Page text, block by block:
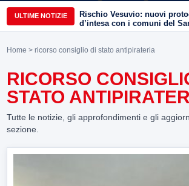
ULTIME NOTIZIE
Rischio Vesuvio: nuovi
d’intesa con i comuni del
firmato il protocollo con
Home > ricorso consiglio di stato antipirateria
RICORSO
STATO
Tutte le notizie, gli approfondimenti e gli
sezione.